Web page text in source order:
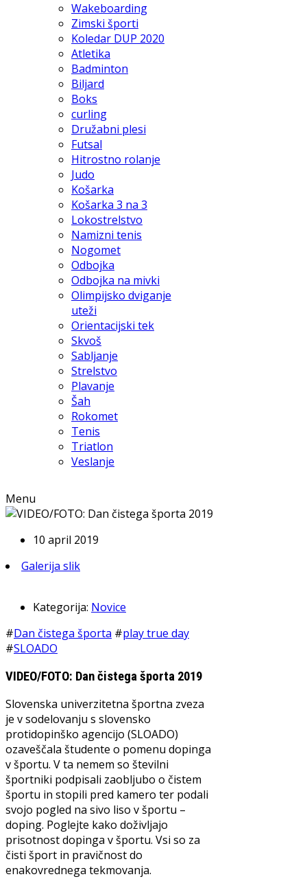
Wakeboarding
Zimski športi
Koledar DUP 2020
Atletika
Badminton
Biljard
Boks
curling
Družabni plesi
Futsal
Hitrostno rolanje
Judo
Košarka
Košarka 3 na 3
Lokostrelstvo
Namizni tenis
Nogomet
Odbojka
Odbojka na mivki
Olimpijsko dviganje
uteži
Orientacijski tek
Skvoš
Sabljanje
Strelstvo
Plavanje
Šah
Rokomet
Tenis
Triatlon
Veslanje
Menu
10 april 2019
Galerija slik
Kategorija: Novice
#Dan čistega športa #play true day
#SLOADO
VIDEO/FOTO: Dan čistega športa 2019
Slovenska univerzitetna športna zveza
je v sodelovanju s slovensko
protidopinško agencijo (SLOADO)
ozaveščala študente o pomenu dopinga
v športu. V ta nemem so številni
športniki podpisali zaobljubo o čistem
športu in stopili pred kamero ter podali
svojo pogled na sivo liso v športu –
doping. Poglejte kako doživljajo
prisotnost dopinga v športu. Vsi so za
čisti šport in pravičnost do
enakovrednega tekmovanja.